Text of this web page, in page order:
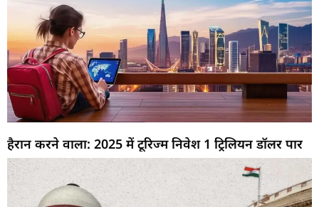
हैरान करने वाला: 2025 में टूरिज्म निवेश 1 ट्रिलियन डॉलर पार